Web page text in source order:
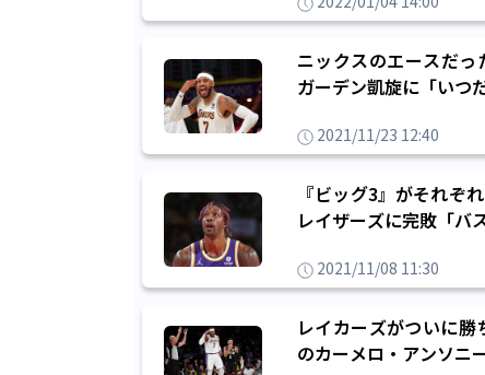
ニックスのエースだっ
ガーデン凱旋に「いつ
2021/11/23 12:40
『ビッグ3』がそれぞ
レイザーズに完敗「バ
2021/11/08 11:30
レイカーズがついに
のカーメロ・アンソニ